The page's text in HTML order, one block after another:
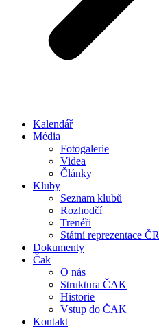
Kalendář
Média
Fotogalerie
Videa
Články
Kluby
Seznam klubů
Rozhodčí
Trenéři
Státní reprezentace ČR
Dokumenty
Čak
O nás
Struktura ČAK
Historie
Vstup do ČAK
Kontakt